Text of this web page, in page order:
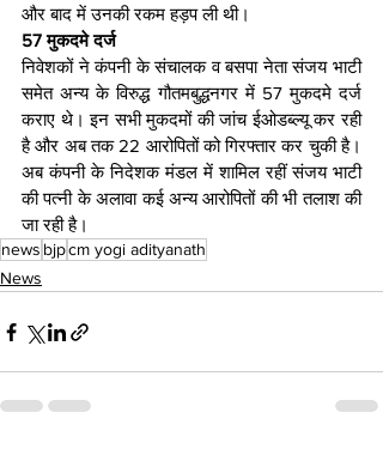
और बाद में उनकी रकम हड़प ली थी।
57 मुकदमे दर्ज
निवेशकों ने कंपनी के संचालक व बसपा नेता संजय भाटी
समेत अन्य के विरुद्ध गौतमबुद्धनगर में 57 मुकदमे दर्ज
कराए थे। इन सभी मुकदमों की जांच ईओडब्ल्यू कर रही
है और अब तक 22 आरोपितों को गिरफ्तार कर चुकी है।
अब कंपनी के निदेशक मंडल में शामिल रहीं संजय भाटी
की पत्नी के अलावा कई अन्य आरोपितों की भी तलाश की
जा रही है।
news bjpcm yogi adityanath
News